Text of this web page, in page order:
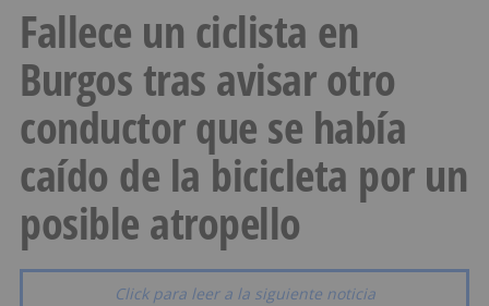
Fallece un ciclista en
Burgos tras avisar otro
conductor que se había
caído de la bicicleta por un
posible atropello
Click para leer a la siguiente noticia